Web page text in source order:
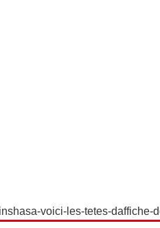
voici-les-tetes-daffiche-